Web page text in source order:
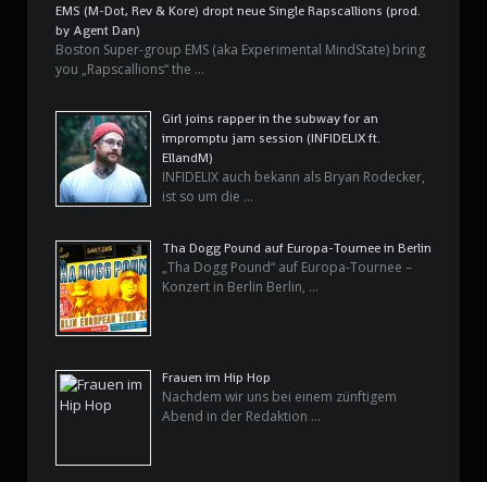
EMS (M-Dot, Rev & Kore) dropt neue Single Rapscallions (prod.
by Agent Dan)
Boston Super-group EMS (aka Experimental MindState) bring
you „Rapscallions“ the …
Girl joins rapper in the subway for an
impromptu jam session (INFIDELIX ft.
EllandM)
INFIDELIX auch bekann als Bryan Rodecker,
ist so um die …
Tha Dogg Pound auf Europa-Tournee in Berlin
„Tha Dogg Pound“ auf Europa-Tournee –
Konzert in Berlin Berlin, …
Frauen im Hip Hop
Nachdem wir uns bei einem zünftigem
Abend in der Redaktion …